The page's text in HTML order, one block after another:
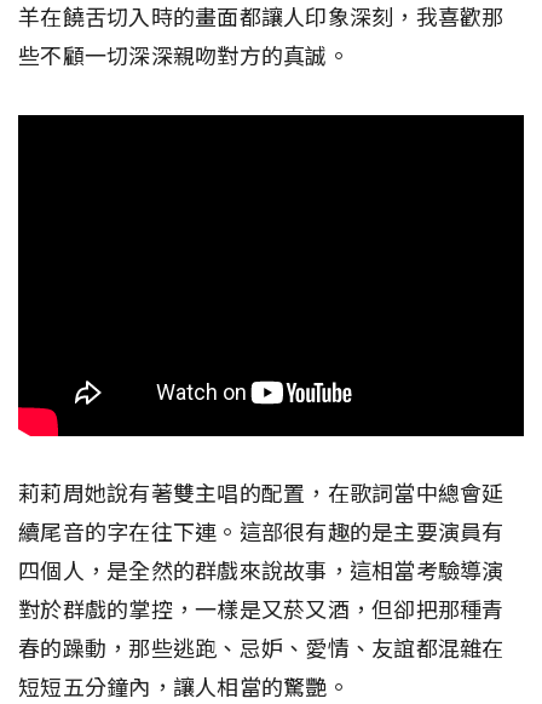
羊在饒舌切入時的畫面都讓人印象深刻，我喜歡那
些不顧一切深深親吻對方的真誠。
莉莉周她說有著雙主唱的配置，在歌詞當中總會延
續尾音的字在往下連。這部很有趣的是主要演員有
四個人，是全然的群戲來說故事，這相當考驗導演
對於群戲的掌控，一樣是又菸又酒，但卻把那種青
春的躁動，那些逃跑、忌妒、愛情、友誼都混雜在
短短五分鐘內，讓人相當的驚艷。